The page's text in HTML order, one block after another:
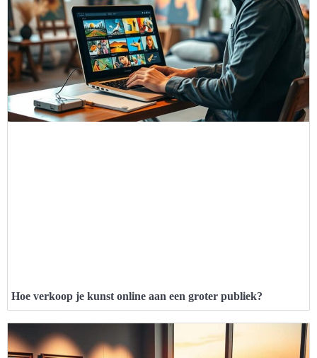
Hoe verkoop je kunst online aan een groter publiek?